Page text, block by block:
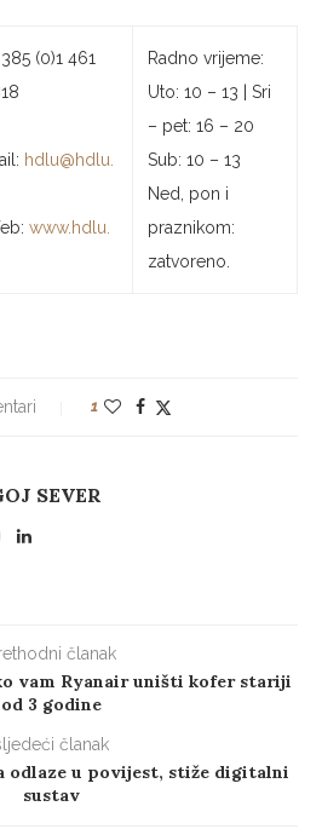
(0)1 461
hdlu@hdlu.
www.hdlu.
Radno vrijeme:
Uto: 10 – 13 | Sri
– pet: 16 – 20
Sub: 10 – 13
Ned, pon i
praznikom:
zatvoreno.
1
SEVER
članak
vam Ryanair uništi kofer stariji
od 3 godine
članak
odlaze u povijest, stiže digitalni
sustav